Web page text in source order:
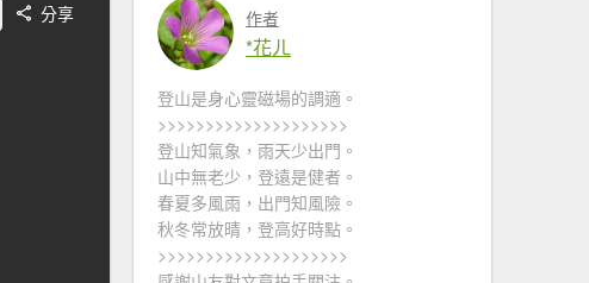
分享 作者
*花ㄦ
登山是身心靈磁場的調適。
>>>>>>>>>>>>>>>>>>>>
登山知氣象，雨天少出門。
山中無老少，登遠是健者。
春夏多風雨，出門知風險。
秋冬常放晴，登高好時點。
>>>>>>>>>>>>>>>>>>>>